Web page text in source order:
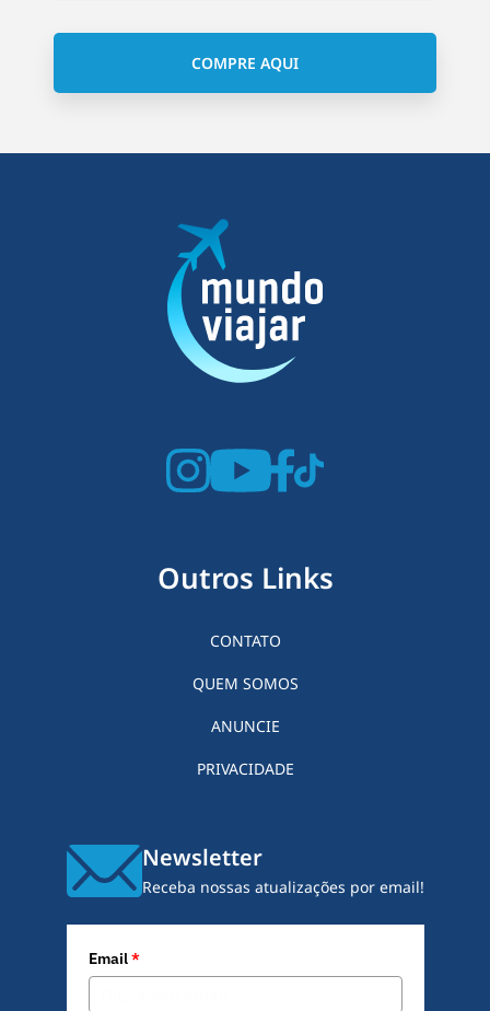
COMPRE AQUI
Outros Links
CONTATO
QUEM SOMOS
ANUNCIE
PRIVACIDADE
Newsletter
Receba nossas atualizações por email!
Email*